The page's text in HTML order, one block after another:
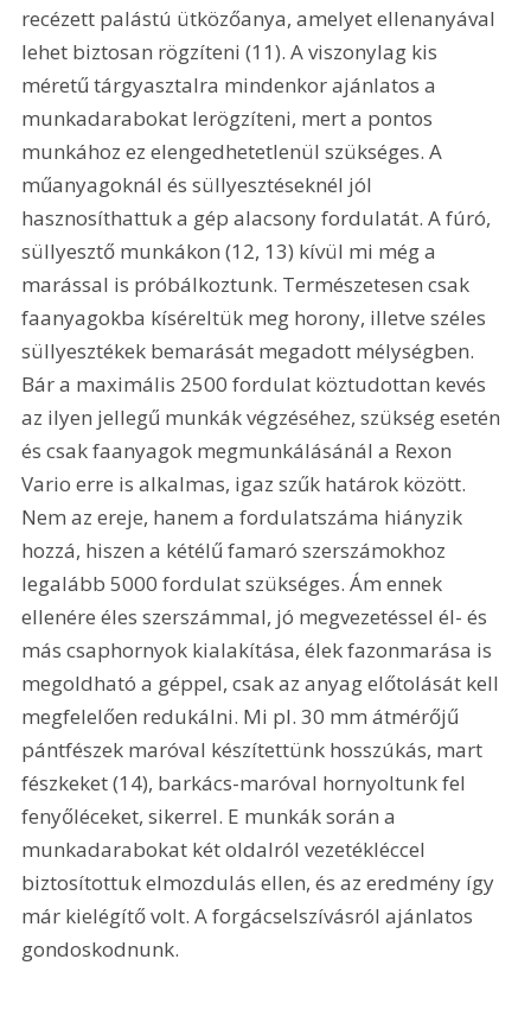
recézett palástú ütközőanya, amelyet ellenanyával
lehet biztosan rögzíteni (11). A viszonylag kis
méretű tárgyasztalra mindenkor ajánlatos a
munkadarabokat lerögzíteni, mert a pontos
munkához ez elengedhetetlenül szükséges. A
műanyagoknál és süllyesztéseknél jól
hasznosíthattuk a gép alacsony fordulatát. A fúró,
süllyesztő munkákon (12, 13) kívül mi még a
marással is próbálkoztunk. Természetesen csak
faanyagokba kíséreltük meg horony, illetve széles
süllyesztékek bemarását megadott mélységben.
Bár a maximális 2500 fordulat köztudottan kevés
az ilyen jellegű munkák végzéséhez, szükség esetén
és csak faanyagok megmunkálásánál a Rexon
Vario erre is alkalmas, igaz szűk határok között.
Nem az ereje, hanem a fordulatszáma hiányzik
hozzá, hiszen a kétélű famaró szerszámokhoz
legalább 5000 fordulat szükséges. Ám ennek
ellenére éles szerszámmal, jó megvezetéssel él- és
más csaphornyok kialakítása, élek fazonmarása is
megoldható a géppel, csak az anyag előtolását kell
megfelelően redukálni. Mi pl. 30 mm átmérőjű
pántfészek maróval készítettünk hosszúkás, mart
fészkeket (14), barkács-maróval hornyoltunk fel
fenyőléceket, sikerrel. E munkák során a
munkadarabokat két oldalról vezetékléccel
biztosítottuk elmozdulás ellen, és az eredmény így
már kielégítő volt. A forgácselszívásról ajánlatos
gondoskodnunk.